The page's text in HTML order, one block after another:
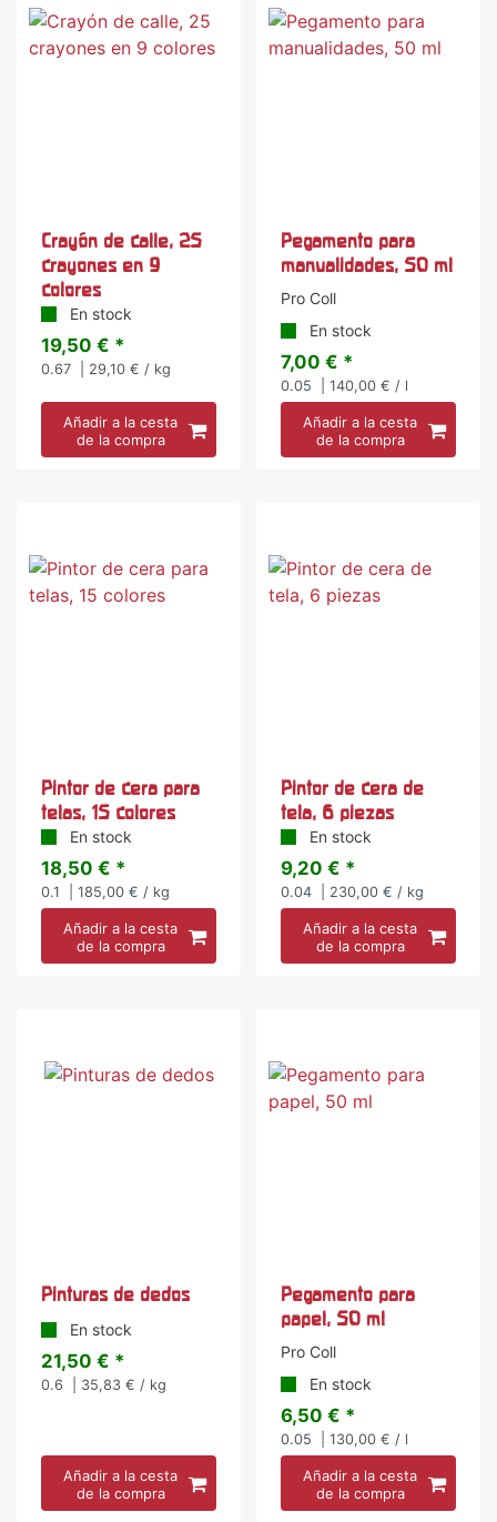
Crayón de calle, 25
crayones en 9
colores
En stock
19,50 € *
0.67 | 29,10 € / kg
Añadir a la cesta
de la compra
Pegamento para
manualidades, 50 ml
Pro Coll
En stock
7,00 € *
0.05 | 140,00 € / l
Añadir a la cesta
de la compra
Pintor de cera para
telas, 15 colores
En stock
18,50 € *
0.1 | 185,00 € / kg
Añadir a la cesta
de la compra
Pintor de cera de
tela, 6 piezas
En stock
9,20 € *
0.04 | 230,00 € / kg
Añadir a la cesta
de la compra
Pinturas de dedos
En stock
21,50 € *
0.6 | 35,83 € / kg
Añadir a la cesta
de la compra
Pegamento para
papel, 50 ml
Pro Coll
En stock
6,50 € *
0.05 | 130,00 € / l
Añadir a la cesta
de la compra